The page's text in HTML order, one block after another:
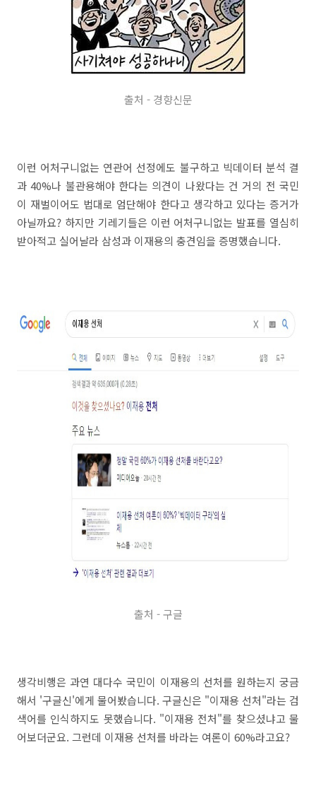
출처 - 경향신문
이런 어처구니없는 연관어 선정에도 불구하고 빅데이터 분석 결
과 40%나 불관용해야 한다는 의견이 나왔다는 건 거의 전 국민
이 재벌이어도 법대로 엄단해야 한다고 생각하고 있다는 증거가
아닐까요? 하지만 기레기들은 이런 어처구니없는 발표를 열심히
받아적고 실어날라 삼성과 이재용의 충견임을 증명했습니다.
출처 - 구글
생각비행은 과연 대다수 국민이 이재용의 선처를 원하는지 궁금
해서 '구글신'에게 물어봤습니다. 구글신은 "이재용 선처"라는 검
색어를 인식하지도 못했습니다. "이재용 전처"를 찾으셨냐고 물
어보더군요. 그런데 이재용 선처를 바라는 여론이 60%라고요?